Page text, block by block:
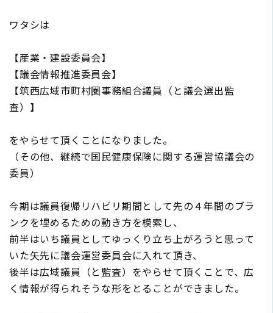
ワタシは
【産業・建設委員会】
【議会情報推進委員会】
【筑西広域市町村圏事務組合議員（と議会選出監
査）】
をやらせて頂くことになりました。
（その他、継続で国民健康保険に関する運営協議会の
委員）
今期は議員復帰リハビリ期間として先の４年間のブラ
ンクを埋めるための動き方を模索し、
前半はいち議員としてゆっくり立ち上がろうと思って
いた矢先に議会運営委員会に入れて頂き、
後半は広域議員（と監査）をやらせて頂くことで、広
く情報が得られそうな形をとることができました。